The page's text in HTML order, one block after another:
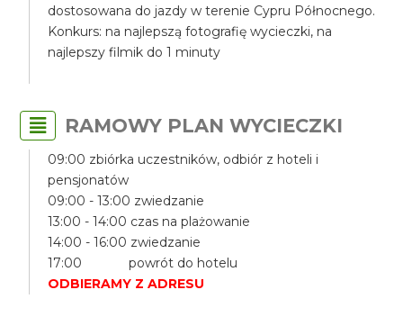
dostosowana do jazdy w terenie Cypru Północnego.
Konkurs: na najlepszą fotografię wycieczki, na
najlepszy filmik do 1 minuty
RAMOWY PLAN WYCIECZKI
09:00 zbiórka uczestników, odbiór z hoteli i
pensjonatów
09:00 - 13:00 zwiedzanie
13:00 - 14:00 czas na plażowanie
14:00 - 16:00 zwiedzanie
17:00 powrót do hotelu
ODBIERAMY Z ADRESU